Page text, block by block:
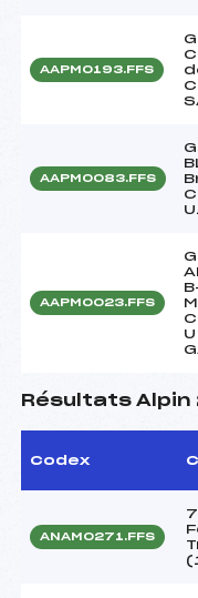
AAPM0193.FFS
AAPM0083.FFS
AAPM0023.FFS
Résultats Alpin
Codex
ANAM0271.FFS